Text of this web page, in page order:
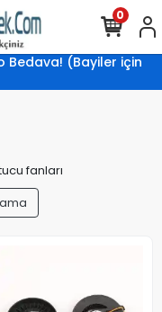
Bedava! (Bayiler için
0
fanları